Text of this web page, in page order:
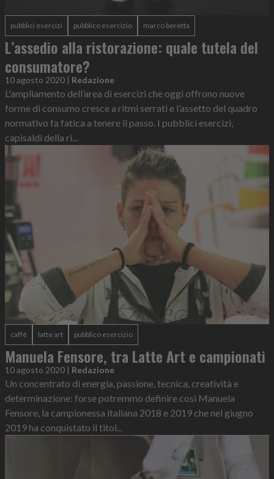
pubblici esercizi pubblico esercizio marco beretta
L’assedio alla ristorazione: quale tutela del
consumatore?
10 agosto 2020 | Redazione
L'ampliamento dell’area di esercizi che oggi offrono nuove
forme di consumo cresce a ritmi serrati e l’assetto del quadro
normativo fa fatica a tenere il passo. I pubblici esercizi,
capisaldi della ri...
caffè latte art pubblico esercizio
Manuela Fensore, tra Latte Art e campionati
10 agosto 2020 | Redazione
Un concentrato di energia, passione, tecnica, creatività e
determinazione: forse potremmo definire così Manuela
Fensore, la campionessa italiana 2018 e 2019 che nel giugno
2019 ha conquistato il titol...